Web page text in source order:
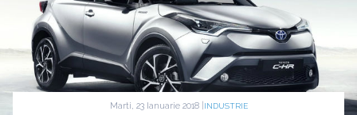
Marti, 23 Ianuarie 2018 | INDUSTRIE